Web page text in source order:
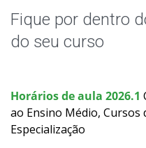
Horário de Aula
Eleições
Oportunidades
Fique por dentro
do seu curso
Horários de aula 2026.1
ao Ensino Médio, Cursos
Especialização